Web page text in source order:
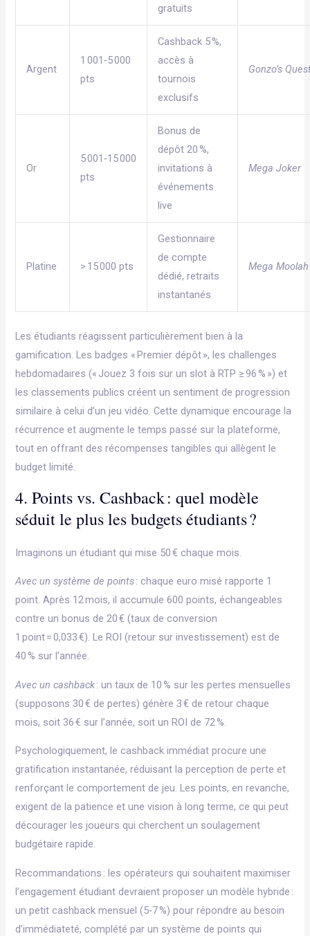
gratuits
Argent
1 001‑5 000
pts
Cashback 5 %,
accès à
tournois
exclusifs
Gonzo’s
Or
5 001‑15 000
pts
Bonus de
dépôt 20 %,
invitations à
événements
live
Mega Joker
Platine > 15 000 pts
Gestionnaire
de compte
dédié, retraits
instantanés
Mega Moolah
Les étudiants réagissent particulièrement bien à la
gamification. Les badges « Premier dépôt », les challenges
hebdomadaires (« Jouez 3 fois sur un slot à RTP ≥ 96 % ») et
les classements publics créent un sentiment de progression
similaire à celui d’un jeu vidéo. Cette dynamique encourage la
récurrence et augmente le temps passé sur la plateforme,
tout en offrant des récompenses tangibles qui allègent le
budget limité.
4. Points vs. Cashback : quel modèle
séduit le plus les budgets étudiants ?
Imaginons un étudiant qui mise 50 € chaque mois.
Avec un système de points: chaque euro misé rapporte 1
point. Après 12 mois, il accumule 600 points, échangeables
contre un bonus de 20 € (taux de conversion
1 point = 0,033 €). Le ROI (retour sur investissement) est de
40 % sur l’année.
Avec un cashback: un taux de 10 % sur les pertes mensuelles
(supposons 30 € de pertes) génère 3 € de retour chaque
mois, soit 36 € sur l’année, soit un ROI de 72 %.
Psychologiquement, le cashback immédiat procure une
gratification instantanée, réduisant la perception de perte et
renforçant le comportement de jeu. Les points, en revanche,
exigent de la patience et une vision à long terme, ce qui peut
décourager les joueurs qui cherchent un soulagement
budgétaire rapide.
Recommandations : les opérateurs qui souhaitent maximiser
l’engagement étudiant devraient proposer un modèle hybride :
un petit cashback mensuel (5‑7 %) pour répondre au besoin
d’immédiateté, complété par un système de points qui